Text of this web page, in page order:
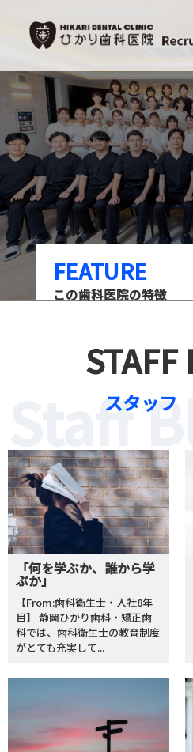
FEATURE
この歯科医院の特徴
Staff
STAFF
スタッフ
「何を学ぶか、誰から学
ぶか」
【From:歯科衛生士・入社8年
目】 静岡ひかり歯科・矯正歯
科では、歯科衛生士の教育制度
がとても充実して...